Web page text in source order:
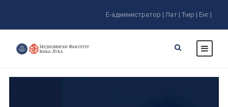
Е-администратор | Лат | Ћир | Енг |